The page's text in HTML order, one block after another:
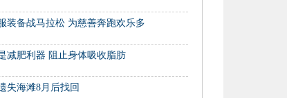
装备战马拉松 为慈善奔跑欢乐多
减肥利器 阻止身体吸收脂肪
失海滩8月后找回